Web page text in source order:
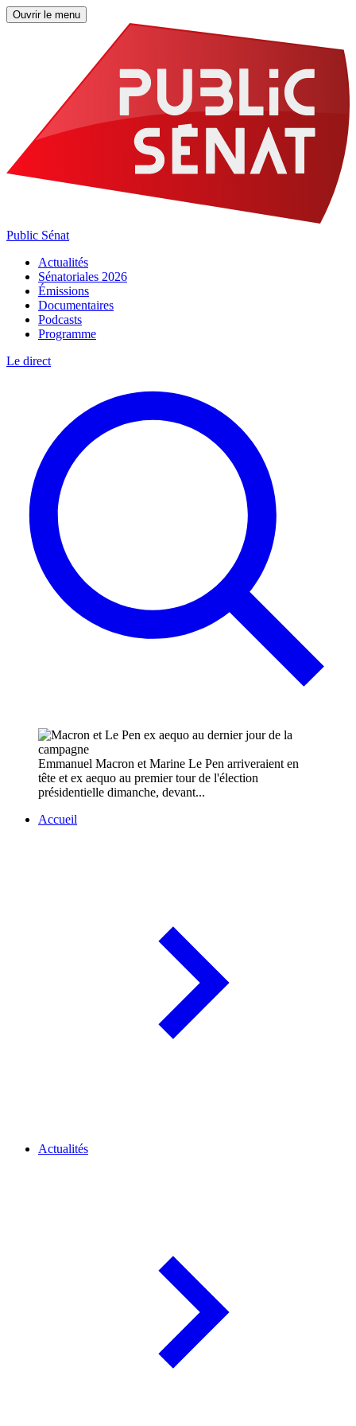
Ouvrir le menu
Public Sénat
Actualités
Sénatoriales 2026
Émissions
Documentaires
Podcasts
Programme
Le direct
Emmanuel Macron et Marine Le Pen arriveraient en
tête et ex aequo au premier tour de l'élection
présidentielle dimanche, devant...
Accueil
Actualités